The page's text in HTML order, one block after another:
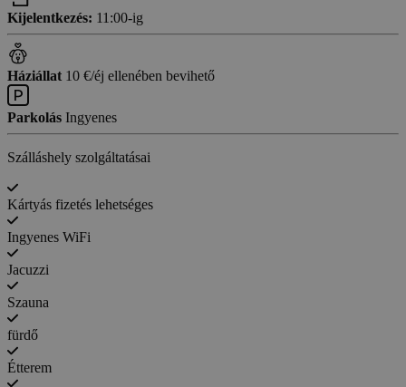
Kijelentkezés: 11:00-ig
Háziállat 10 €/éj ellenében bevihető
Parkolás Ingyenes
Szálláshely szolgáltatásai
Kártyás fizetés lehetséges
Ingyenes WiFi
Jacuzzi
Szauna
fürdő
Étterem